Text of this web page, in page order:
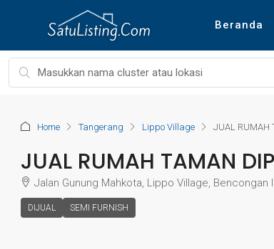
Beranda
Home Tangerang Lippo Village JUAL RUMAH
JUAL RUMAH TAMAN
Jalan Gunung Mahkota, Lippo Village, Bencongan
DIJUAL SEMI FURNISH